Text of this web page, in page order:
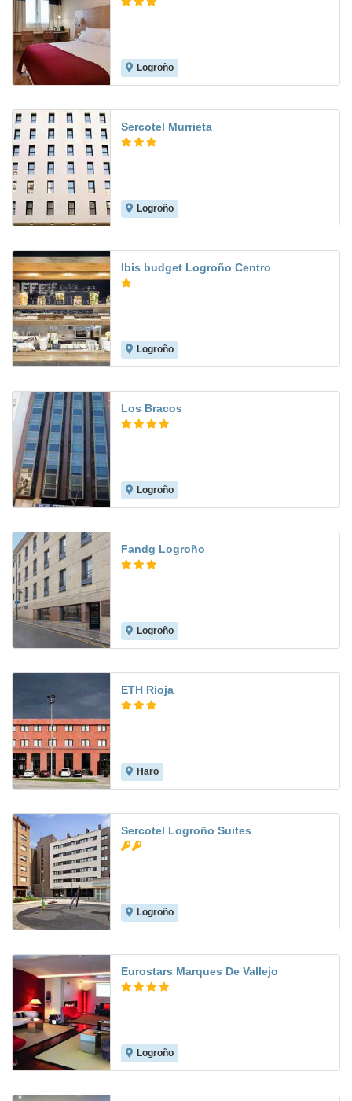
Logroño
Sercotel Murrieta
Logroño
Ibis budget Logroño Centro
Logroño
Los Bracos
Logroño
Fandg Logroño
Logroño
ETH Rioja
Haro
Sercotel Logroño Suites
Logroño
Eurostars Marques De Vallejo
Logroño